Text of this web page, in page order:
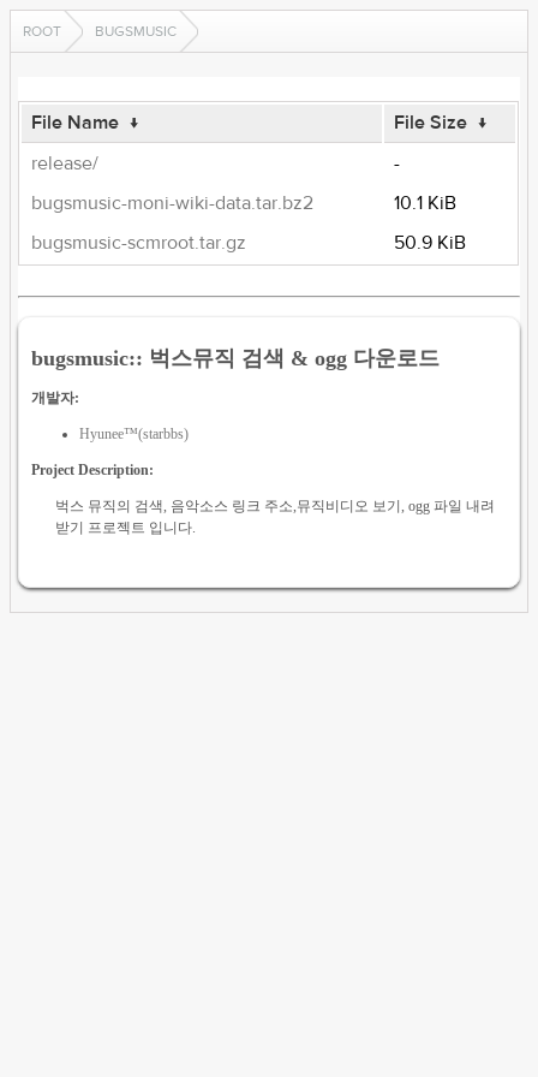
ROOT BUGSMUSIC
File Name ↓ File Size ↓
release/
-
bugsmusic-moni-wiki-data.tar.bz2
10.1 KiB
bugsmusic-scmroot.tar.gz
50.9 KiB
bugsmusic:: 벅스뮤직 검색 & ogg 다운로드
개발자:
Hyunee™(starbbs)
Project Description:
벅스 뮤직의 검색, 음악소스 링크 주소,뮤직비디오 보기, ogg 파일 내려
받기 프로젝트 입니다.